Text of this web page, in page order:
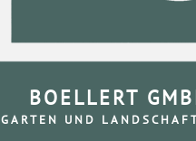
BOELLERT
GARTEN UND